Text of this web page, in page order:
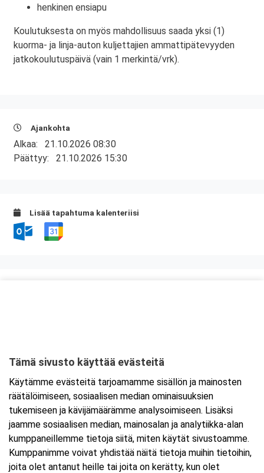
henkinen ensiapu
Koulutuksesta on myös mahdollisuus saada yksi (1)
kuorma- ja linja-auton kuljettajien ammattipätevyyden
jatkokoulutuspäivä (vain 1 merkintä/vrk).
Ajankohta
Alkaa: 21.10.2026 08:30
Päättyy: 21.10.2026 15:30
Lisää tapahtuma kalenteriisi
Tarkempi kartta ja ajo-ohjeet
Tämä sivusto käyttää evästeitä
Käytämme evästeitä tarjoamamme sisällön ja mainosten
räätälöimiseen, sosiaalisen median ominaisuuksien
tukemiseen ja kävijämäärämme analysoimiseen. Lisäksi
jaamme sosiaalisen median, mainosalan ja analytiikka-alan
kumppaneillemme tietoja siitä, miten käytät sivustoamme.
Kumppanimme voivat yhdistää näitä tietoja muihin tietoihin,
joita olet antanut heille tai joita on kerätty, kun olet